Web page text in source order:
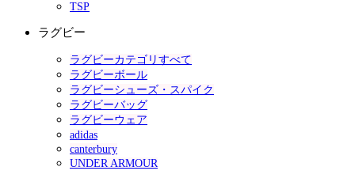
TSP
ラグビー
ラグビーカテゴリすべて
ラグビーボール
ラグビーシューズ・スパイク
ラグビーバッグ
ラグビーウェア
adidas
canterbury
UNDER ARMOUR